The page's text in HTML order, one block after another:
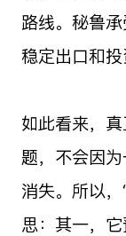
路线。秘鲁
稳定出口和投
如此看来，
题，不会因
消失。所以
思：其一，